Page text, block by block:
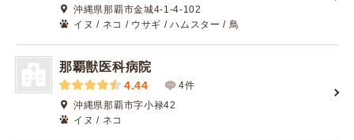
沖縄県那覇市金城4-1-4-102
イヌ / ネコ / ウサギ / ハムスター / 鳥
那覇獣医科病院
4.44
4件
沖縄県那覇市字小禄42
イヌ / ネコ